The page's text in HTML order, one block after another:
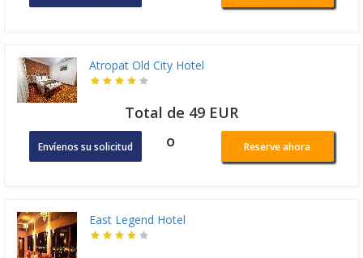
Atropat Old City Hotel
Total de 49 EUR
Envíenos su solicitud o Reserve ahora
East Legend Hotel